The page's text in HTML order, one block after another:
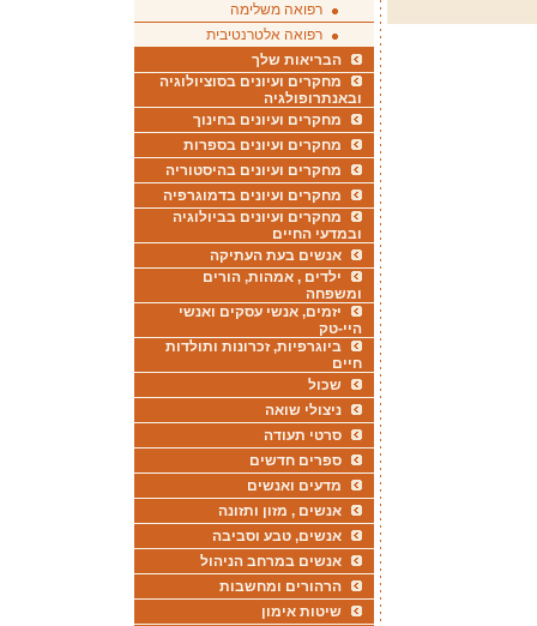
רפואה משלימה
רפואה אלטרנטיבית
הבריאות שלך
מחקרים ועיונים בסוציולוגיה
ובאנתרופולגיה
מחקרים ועיונים בחינוך
מחקרים ועיונים בספרות
מחקרים ועיונים בהיסטוריה
מחקרים ועיונים בדמוגרפיה
מחקרים ועיונים בביולוגיה
ובמדעי החיים
אנשים בעת העתיקה
ילדים , אמהות, הורים
ומשפחה
יזמים, אנשי עסקים ואנשי
היי-טק
ביוגרפיות, זכרונות ותולדות
חיים
שכול
ניצולי שואה
סרטי תעודה
ספרים חדשים
מדעים ואנשים
אנשים , מזון ותזונה
אנשים, טבע וסביבה
אנשים במרחב הניהול
הרהורים ומחשבות
שיטות אימון